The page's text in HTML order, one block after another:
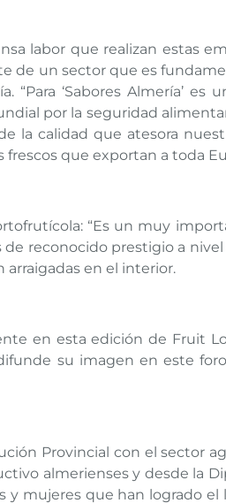
labor que realizan estas
de un sector que es
‘Sabores Almería’ es
por la seguridad
la calidad que atesora
que exportan a toda
“Es un muy
reconocido prestigio a
en el interior.
en esta edición de Fruit
su imagen en este
Provincial con el sector
almerienses y desde la
y mujeres que han logrado el